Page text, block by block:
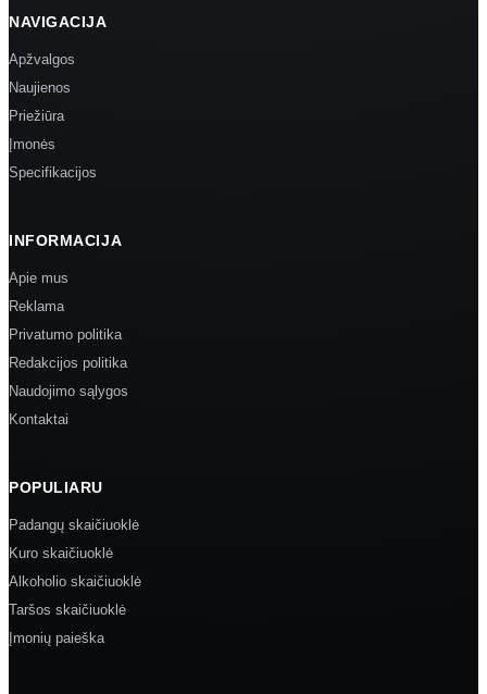
NAVIGACIJA
Apžvalgos
Naujienos
Priežiūra
Įmonės
Specifikacijos
INFORMACIJA
Apie mus
Reklama
Privatumo politika
Redakcijos politika
Naudojimo sąlygos
Kontaktai
POPULIARU
Padangų skaičiuoklė
Kuro skaičiuoklė
Alkoholio skaičiuoklė
Taršos skaičiuoklė
Įmonių paieška